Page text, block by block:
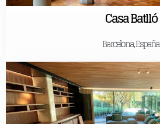
Casa Batlló
Barcelona, España